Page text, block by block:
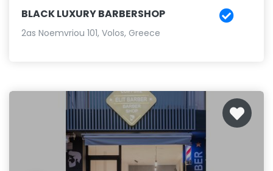
BLACK LUXURY BARBERSHOP
2as Noemvriou 101, Volos, Greece